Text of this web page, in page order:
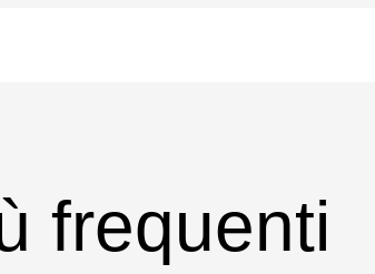
frequenti